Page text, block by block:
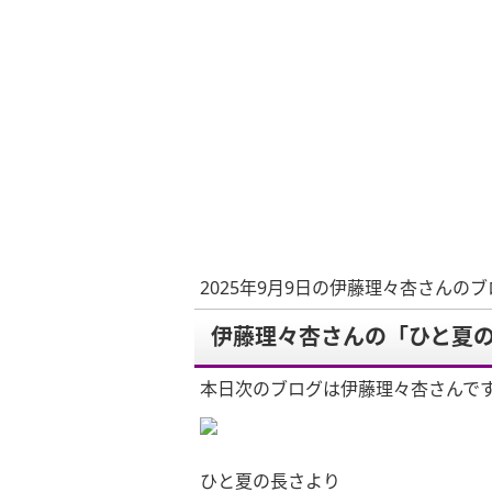
2025年9月9日の伊藤理々杏さんの
伊藤理々杏さんの「ひと夏
本日次のブログは伊藤理々杏さんです
ひと夏の長さより